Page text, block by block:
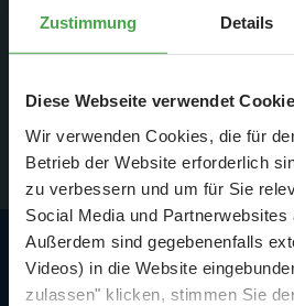
Zustimmung Details
Diese Webseite verwendet
Wir verwenden Cookies, die für
Betrieb der Website erforderlich
zu verbessern und um für Sie
Social Media und Partnerwebsites
Außerdem sind gegebenenfalls
Videos) in die Website
zulassen" klicken, stimmen Sie
Highlights in